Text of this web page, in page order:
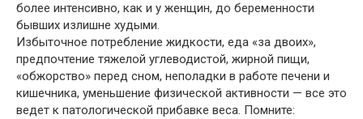
более интенсивно, как и у женщин, до беременности
бывших излишне худыми.
Избыточное потребление жидкости, еда «за двоих»,
предпочтение тяжелой углеводистой, жирной пищи,
«обжорство» перед сном, неполадки в работе печени и
кишечника, уменьшение физической активности — все это
ведет к патологической прибавке веса. Помните: